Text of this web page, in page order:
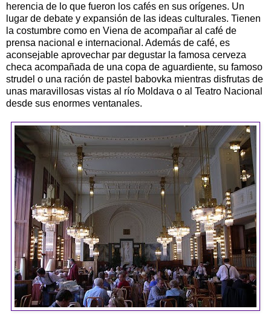
herencia de lo que fueron los cafés en sus orígenes. Un
lugar de debate y expansión de las ideas culturales. Tienen
la costumbre como en Viena de acompañar al café de
prensa nacional e internacional. Además de café, es
aconsejable aprovechar par degustar la famosa cerveza
checa acompañada de una copa de aguardiente, su famoso
strudel o una ración de pastel babovka mientras disfrutas de
unas maravillosas vistas al río Moldava o al Teatro Nacional
desde sus enormes ventanales.